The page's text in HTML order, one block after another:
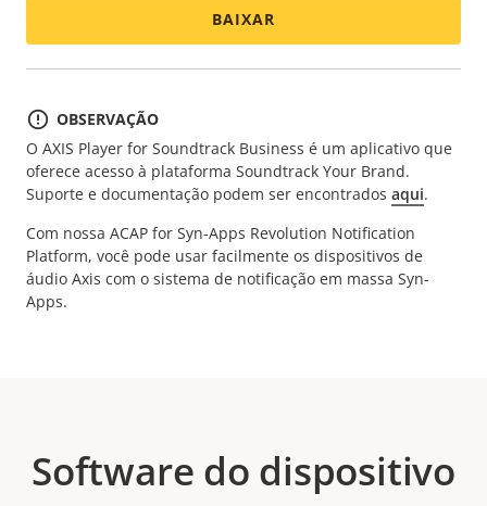
BAIXAR
OBSERVAÇÃO
O AXIS Player for Soundtrack Business é um aplicativo que
oferece acesso à plataforma Soundtrack Your Brand.
Suporte e documentação podem ser encontrados aqui.
Com nossa ACAP for Syn-Apps Revolution Notification
Platform, você pode usar facilmente os dispositivos de
áudio Axis com o sistema de notificação em massa Syn-
Apps.
Software do dispositivo